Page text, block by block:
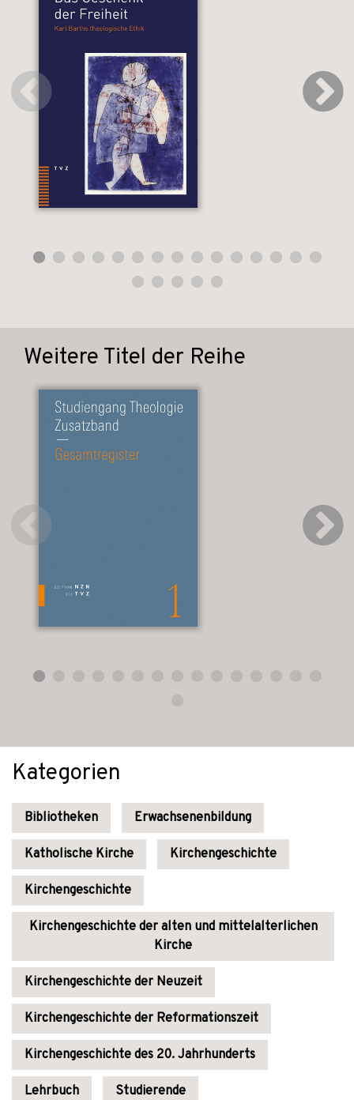
Weitere Titel der Reihe
Kategorien
Bibliotheken Erwachsenenbildung
Katholische Kirche Kirchengeschichte
Kirchengeschichte
Kirchengeschichte der alten und mittelalterlichen
Kirche
Kirchengeschichte der Neuzeit
Kirchengeschichte der Reformationszeit
Kirchengeschichte des 20. Jahrhunderts
Lehrbuch Studierende